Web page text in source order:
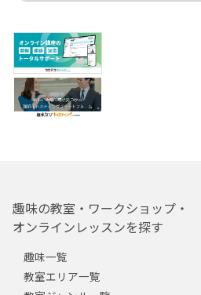
趣味の教室・ワークショップ・
オンラインレッスンを探す
趣味一覧
教室エリア一覧